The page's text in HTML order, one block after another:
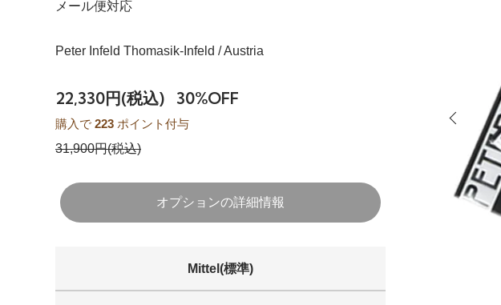
メール便対応
Peter Infeld Thomasik-Infeld / Austria
22,330円(税込) 30%OFF
購入で 223 ポイント付与
31,900円(税込)
オプションの詳細情報
Mittel(標準)